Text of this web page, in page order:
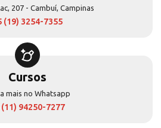
207 - Cambuí, Campinas
(19) 3254-7355
Cursos
mais no Whatsapp
(11) 94250-7277